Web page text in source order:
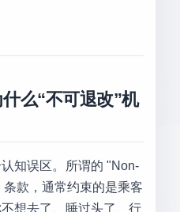
么“不可退改”机
知误区。所谓的 "Non-
款，通常约束的是乘客
不想去了、睡过头了、行